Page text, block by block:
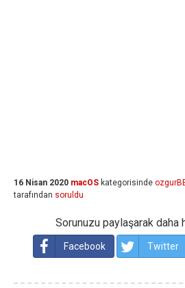
16 Nisan 2020 macOS kategorisinde
tarafından soruldu
Sorunuzu paylaşarak daha
Facebook Twitter